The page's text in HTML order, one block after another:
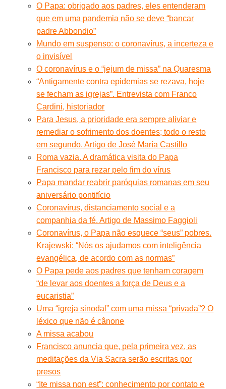
O Papa: obrigado aos padres, eles entenderam
que em uma pandemia não se deve “bancar
padre Abbondio”
Mundo em suspenso: o coronavírus, a incerteza e
o invisível
O coronavírus e o “jejum de missa” na Quaresma
“Antigamente contra epidemias se rezava, hoje
se fecham as igrejas”. Entrevista com Franco
Cardini, historiador
Para Jesus, a prioridade era sempre aliviar e
remediar o sofrimento dos doentes; todo o resto
em segundo. Artigo de José María Castillo
Roma vazia. A dramática visita do Papa
Francisco para rezar pelo fim do vírus
Papa mandar reabrir paróquias romanas em seu
aniversário pontifício
Coronavírus, distanciamento social e a
companhia da fé. Artigo de Massimo Faggioli
Coronavírus, o Papa não esquece “seus” pobres.
Krajewski: “Nós os ajudamos com inteligência
evangélica, de acordo com as normas”
O Papa pede aos padres que tenham coragem
“de levar aos doentes a força de Deus e a
eucaristia”
Uma “igreja sinodal” com uma missa “privada”? O
léxico que não é cânone
A missa acabou
Francisco anuncia que, pela primeira vez, as
meditações da Via Sacra serão escritas por
presos
“Ite missa non est”: conhecimento por contato e